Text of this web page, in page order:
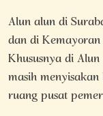
Alun alun di
dan di
Khususnya di
masih
ruang pusat